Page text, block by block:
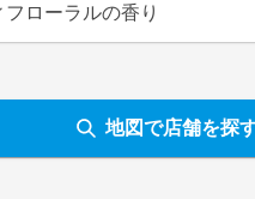
フローラルの香り
地図で店舗を探